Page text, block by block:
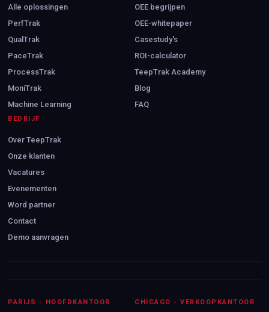
Alle oplossingen
PerfTrak
QualTrak
PaceTrak
ProcessTrak
MoniTrak
Machine Learning
OEE begrijpen
OEE-whitepaper
Casestudy's
ROI-calculator
TeepTrak Academy
Blog
FAQ
BEDRIJF
Over TeepTrak
Onze klanten
Vacatures
Evenementen
Word partner
Contact
Demo aanvragen
PARIJS - HOOFDKANTOOR CHICAGO - VERKOOPKANTOOR